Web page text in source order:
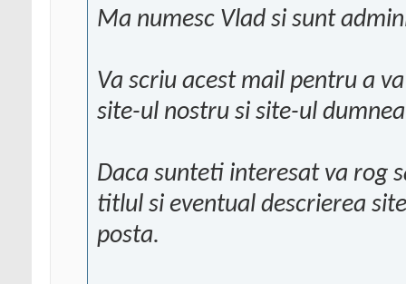
Ma numesc Vlad si sunt
Va scriu acest mail pentru a
site-ul nostru si site-ul
Daca sunteti interesat va rog
titlul si eventual descrierea
posta.